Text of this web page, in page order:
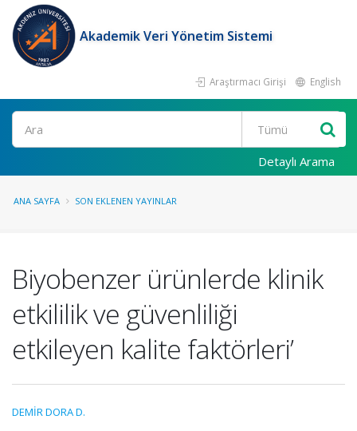
Akademik Veri Yönetim Sistemi
Araştırmacı Girişi English
Ara
Detaylı Arama
ANA SAYFA SON EKLENEN YAYINLAR
Biyobenzer ürünlerde klinik
etkililik ve güvenliliği
etkileyen kalite faktörleri’
DEMİR DORA D.